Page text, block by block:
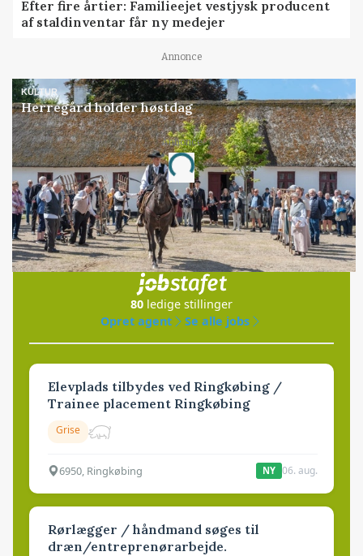
Efter fire årtier: Familieejet vestjysk producent
af staldinventar får ny medejer
Annonce
KULTUR
Herregård holder høstdag
Annonce
Loading...
Jobs
i samarbejde med
80 ledige stillinger
Opret agent
Se alle jobs
Elevplads tilbydes ved Ringkøbing /
Trainee placement Ringkøbing
Grise
6950, Ringkøbing NY 06. aug.
Rørlægger / håndmand søges til
dræn/entreprenørarbejde.